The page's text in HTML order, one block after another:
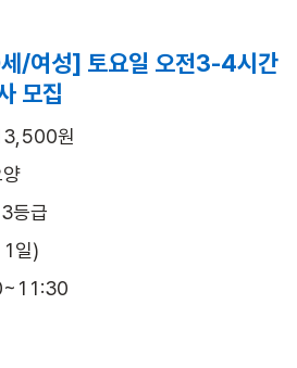
/여성] 토요일 오전3-4시간
모집
원
등급
일)